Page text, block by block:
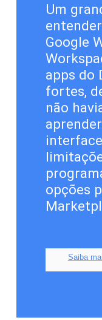
Um
Google
apps do
fortes,
não
opções
Saiba